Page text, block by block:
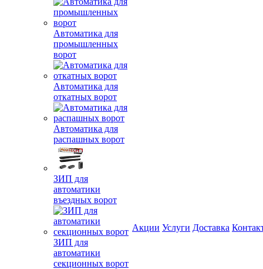
Автоматика для
промышленных
ворот
Автоматика для
откатных ворот
Автоматика для
распашных ворот
ЗИП для
автоматики
въездных ворот
ЗИП для
автоматики
секционных ворот
Акции Услуги Доставка